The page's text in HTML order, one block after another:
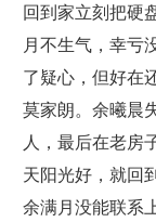
回到家立刻把硬
月不生气，幸亏
了疑心，但好在
莫家朗。余曦晨
人，最后在老房
天阳光好，就回
余满月没能联系